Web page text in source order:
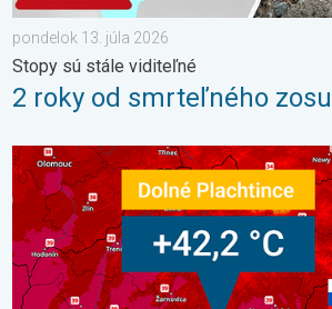
pondelok 13. júla 2026
Stopy sú stále viditeľné
2 roky od smrteľného
42,2 °C: Slovensko prepísalo dejiny. Aj